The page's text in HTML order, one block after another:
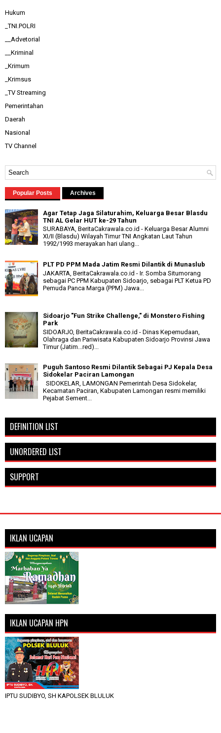
Hukum
_TNI.POLRI
__Advetorial
__Kriminal
_Krimum
_Krimsus
_TV Streaming
Pemerintahan
Daerah
Nasional
TV Channel
Popular Posts Archives
Agar Tetap Jaga Silaturahim, Keluarga Besar Blasdu
TNI AL Gelar HUT ke-29 Tahun
SURABAYA, BeritaCakrawala.co.id - Keluarga Besar Alumni
XI/II (Blasdu) Wilayah Timur TNI Angkatan Laut Tahun
1992/1993 merayakan hari ulang...
PLT PD PPM Mada Jatim Resmi Dilantik di Munaslub
JAKARTA, BeritaCakrawala.co.id - Ir. Somba Situmorang
sebagai PC PPM Kabupaten Sidoarjo, sebagai PLT Ketua PD
Pemuda Panca Marga (PPM) Jawa...
Sidoarjo "Fun Strike Challenge," di Monstero Fishing
Park
SIDOARJO, BeritaCakrawala.co.id - Dinas Kepemudaan,
Olahraga dan Pariwisata Kabupaten Sidoarjo Provinsi Jawa
Timur (Jatim...red)...
Puguh Santoso Resmi Dilantik Sebagai PJ Kepala Desa
Sidokelar Paciran Lamongan
SIDOKELAR, LAMONGAN Pemerintah Desa Sidokelar,
Kecamatan Paciran, Kabupaten Lamongan resmi memiliki
Pejabat Sement...
DEFINITION LIST
UNORDERED LIST
SUPPORT
IKLAN UCAPAN
IKLAN UCAPAN HPN
IPTU SUDIBYO, SH KAPOLSEK BLULUK